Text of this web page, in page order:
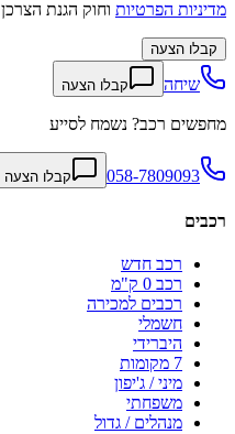
מדיניות הפרטיות וחוק הגנת הצרכן
קבלו הצעה
שיחה קבלו הצעה
מחפשים רכב? נשמח לסייע
058-7809093 קבלו הצעה
רכבים
רכב חדש
רכב 0 ק"מ
רכבים למכירה
חשמלי
היברידי
7 מקומות
מיני / ג'יפון
משפחתי
מנהלים / גדול